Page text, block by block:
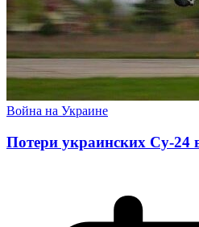
Война на Украине
Потери украинских Су-24